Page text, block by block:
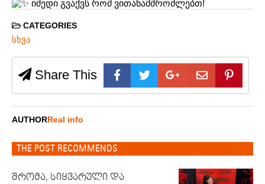
იმედი გვაქვს რომ ვითანამშრომლებთ!
CATEGORIES
სხვა
Share This
AUTHOR Real info
THE POST RECOMMENDS
შრომა, სიყვარული და